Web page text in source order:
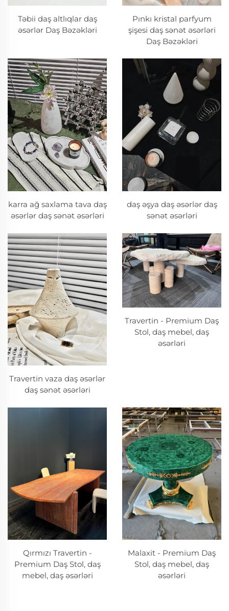
Təbii daş altlıqlar daş
əsərlər Daş Bəzəkləri
Pınkı kristal parfyum
şişesi daş sənət əsərləri
Daş Bəzəkləri
karra ağ saxlama tava daş
əsərlər daş sənət əsərləri
daş əşya daş əsərlər daş
sənət əsərləri
Travertin vaza daş əsərlər
daş sənət əsərləri
Travertin - Premium Daş
Stol, daş mebel, daş
əsərləri
Qırmızı Travertin -
Premium Daş Stol, daş
mebel, daş əsərləri
Malaxit - Premium Daş
Stol, daş mebel, daş
əsərləri